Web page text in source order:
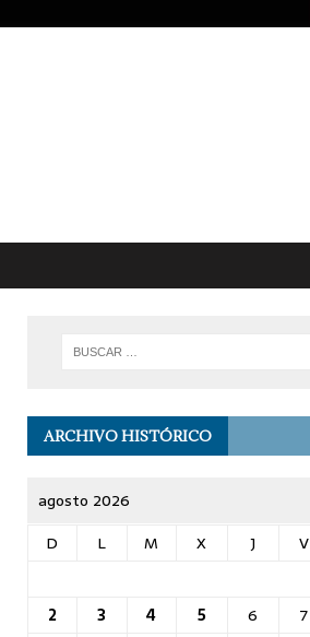
ARCHIVO HISTÓRICO
agosto 2026
D
L M X J V
2
3 4 5 6 7